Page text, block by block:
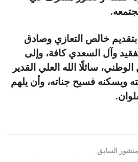
بتقديم خالص التعازي وصادق
وآل السعدي كافة، وإلى
سائلًا الله العلي القدير
ويسكنه فسيح جناته، وأن يلهم
السابق